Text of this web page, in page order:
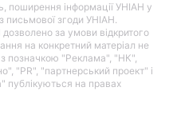
поширення інформації УНІАН у
письмової згоди УНІАН.
за умови відкритого
на конкретний матеріал не
позначкою "Реклама", "НК",
"PR", "партнерський проект" і
публікуються на правах